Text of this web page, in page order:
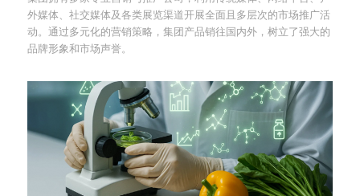
外媒体、社交媒体及各类展览渠道开展全面且多层次的市场推广活
动。通过多元化的营销策略，集团产品销往国内外，树立了强大的
品牌形象和市场声誉。